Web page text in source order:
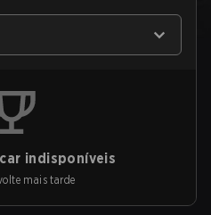
indisponíveis
mais tarde